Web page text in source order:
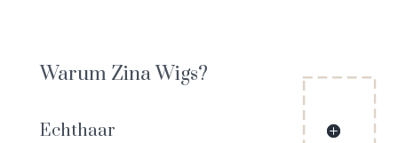
Warum Zina Wigs?
Echthaar